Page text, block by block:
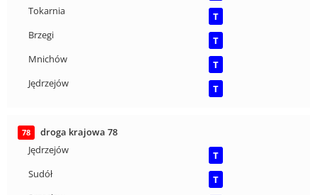
Tokarnia
T
Brzegi
T
Mnichów
T
Jędrzejów
T
78
droga krajowa 78
Jędrzejów
T
Sudół
T